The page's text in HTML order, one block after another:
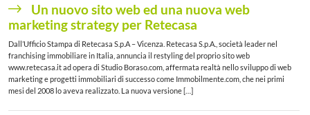
Un nuovo sito web ed una nuova web
marketing strategy per Retecasa
Dall’Ufficio Stampa di Retecasa S.p.A – Vicenza. Retecasa S.p.A., società leader nel
franchising immobiliare in Italia, annuncia il restyling del proprio sito web
www.retecasa.it ad opera di Studio Boraso.com, affermata realtà nello sviluppo di web
marketing e progetti immobiliari di successo come Immobilmente.com, che nei primi
mesi del 2008 lo aveva realizzato. La nuova versione […]